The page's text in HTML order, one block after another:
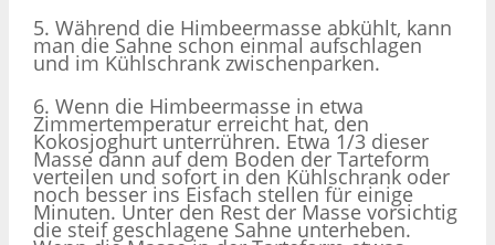
5. Während die Himbeermasse abkühlt, kann
man die Sahne schon einmal aufschlagen
und im Kühlschrank zwischenparken.
6. Wenn die Himbeermasse in etwa
Zimmertemperatur erreicht hat, den
Kokosjoghurt unterrühren. Etwa 1/3 dieser
Masse dann auf dem Boden der Tarteform
verteilen und sofort in den Kühlschrank oder
noch besser ins Eisfach stellen für einige
Minuten. Unter den Rest der Masse vorsichtig
die steif geschlagene Sahne unterheben.